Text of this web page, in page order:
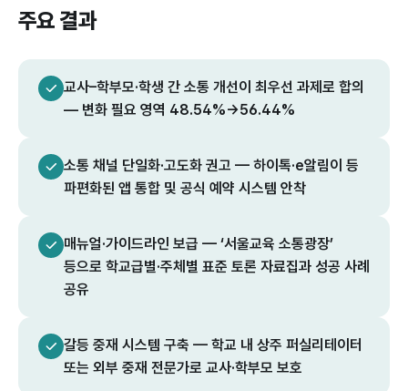
주요 결과
교사–학부모·학생 간 소통 개선이 최우선 과제로 합의
— 변화 필요 영역 48.54%→56.44%
소통 채널 단일화·고도화 권고 — 하이톡·e알림이 등
파편화된 앱 통합 및 공식 예약 시스템 안착
매뉴얼·가이드라인 보급 — ‘서울교육 소통광장’
등으로 학교급별·주체별 표준 토론 자료집과 성공 사례
공유
갈등 중재 시스템 구축 — 학교 내 상주 퍼실리테이터
또는 외부 중재 전문가로 교사·학부모 보호